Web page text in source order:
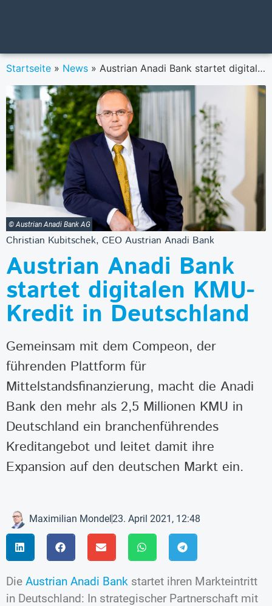
Startseite » News » Austrian Anadi Bank startet digitalen KMU-Kredit in Deutschland
© Austrian Anadi Bank AG
Christian Kubitschek, CEO Austrian Anadi Bank
Austrian Anadi Bank
startet digitalen KMU-
Kredit in Deutschland
Gemeinsam mit dem Compeon, der
führenden Plattform für
Mittelstandsfinanzierung, macht die Anadi
Bank den mehr als 2,5 Millionen KMU in
Deutschland ein branchenführendes
Kreditangebot und leitet damit ihre
Expansion auf den deutschen Markt ein.
Maximilian Mondel23. April 2021, 12:48
Die Austrian Anadi Bank startet ihren Markteintritt
in Deutschland: In strategischer Partnerschaft mit